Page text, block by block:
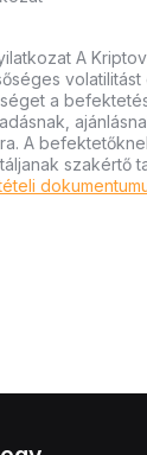
A
a
A
szakértő